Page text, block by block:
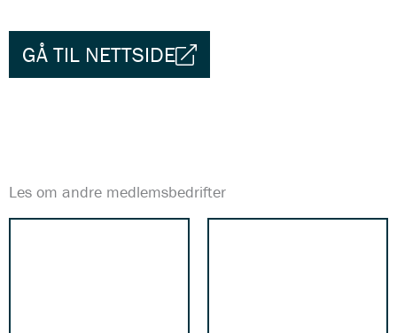
GÅ TIL NETTSIDE
Les om andre medlemsbedrifter